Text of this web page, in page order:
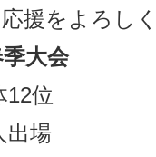
援をよろし
大会
位
場